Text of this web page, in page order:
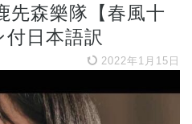
先森樂隊【春風十
日本語訳
2022年1月15日